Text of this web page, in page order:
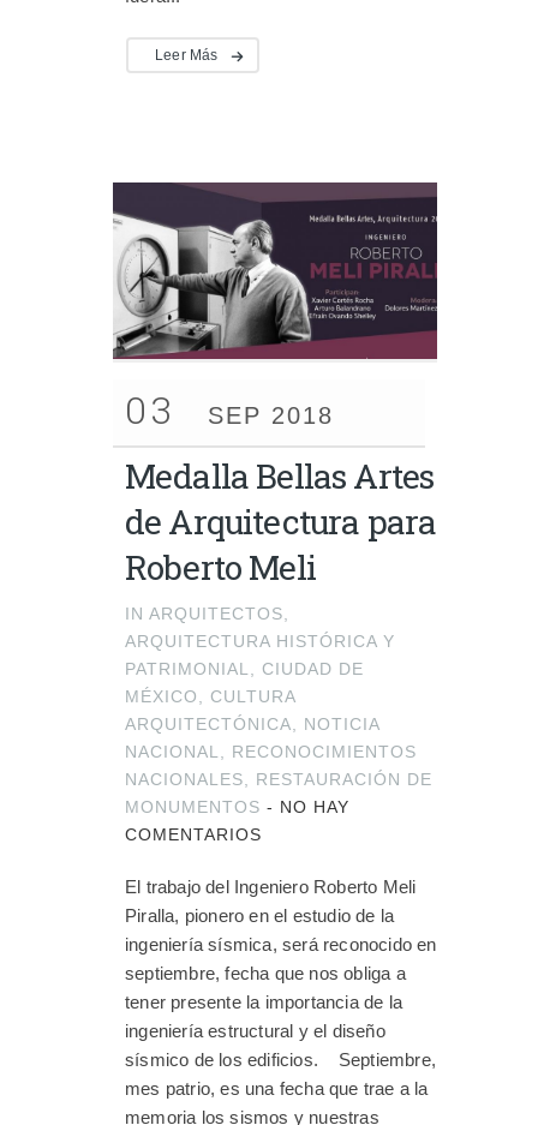
Leer Más
03 SEP 2018
Medalla Bellas Artes
de Arquitectura para
Roberto Meli
IN ARQUITECTOS
ARQUITECTURA HISTÓRICA Y
PATRIMONIAL
CIUDAD DE
MÉXICO
CULTURA
ARQUITECTÓNICA
NOTICIA
NACIONAL
RECONOCIMIENTOS
NACIONALES
RESTAURACIÓN DE
MONUMENTOS - NO HAY
COMENTARIOS
El trabajo del Ingeniero Roberto Meli
Piralla, pionero en el estudio de la
ingeniería sísmica, será reconocido en
septiembre, fecha que nos obliga a
tener presente la importancia de la
ingeniería estructural y el diseño
sísmico de los edificios. Septiembre,
mes patrio, es una fecha que trae a la
memoria los sismos y nuestras